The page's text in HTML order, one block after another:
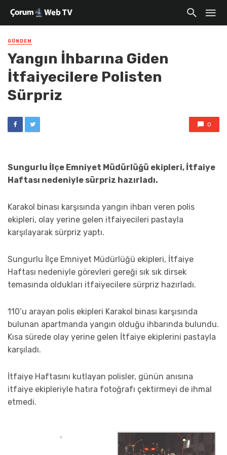
GÜNDEM
Yangın İhbarına Giden
İtfaiyecilere Polisten
Sürpriz
0
Sungurlu İlçe Emniyet Müdürlüğü ekipleri, İtfaiye
Haftası nedeniyle sürpriz hazırladı.
Karakol binası karşısında yangın ihbarı veren polis
ekipleri, olay yerine gelen itfaiyecileri pastayla
karşılayarak sürpriz yaptı.
Sungurlu İlçe Emniyet Müdürlüğü ekipleri, İtfaiye
Haftası nedeniyle görevleri gereği sık sık dirsek
temasında oldukları itfaiyecilere sürpriz hazırladı.
110’u arayan polis ekipleri Karakol binası karşısında
bulunan apartmanda yangın olduğu ihbarında bulundu.
Kısa sürede olay yerine gelen İtfaiye ekiplerini pastayla
karşıladı.
İtfaiye Haftasını kutlayan polisler, günün anısına
itfaiye ekipleriyle hatıra fotoğrafı çektirmeyi de ihmal
etmedi.